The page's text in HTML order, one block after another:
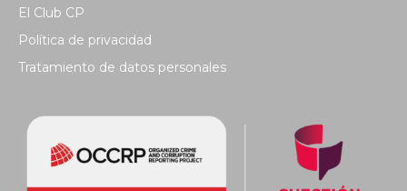
El Club CP
Política de privacidad
Tratamiento de datos personales